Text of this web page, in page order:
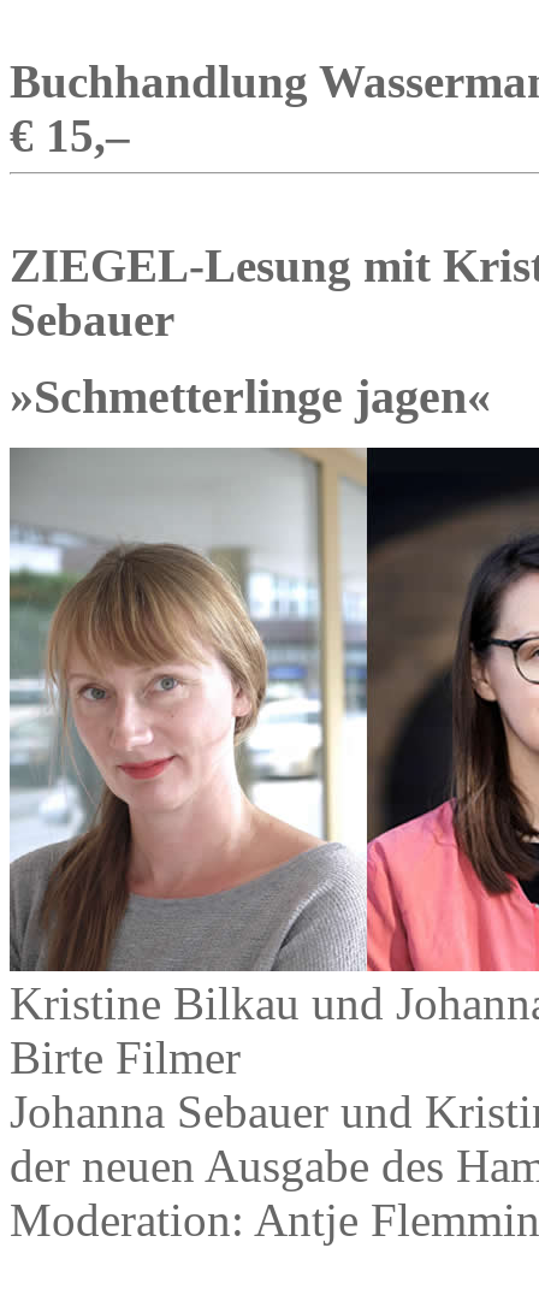
Buchhandlung
€ 15,–
ZIEGEL-Lesung mit
Sebauer
»Schmetterlinge jagen«
Kristine Bilkau und
Birte Filmer
Johanna Sebauer und
der neuen Ausgabe des
Moderation: Antje